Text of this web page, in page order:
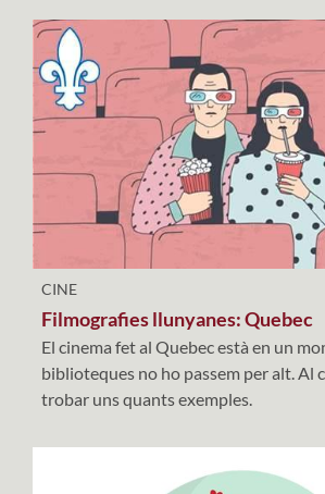
CINE
Filmografies llunyanes: Quebec
El cinema fet al Quebec està en un
biblioteques no ho passem per alt. Al
trobar uns quants exemples.